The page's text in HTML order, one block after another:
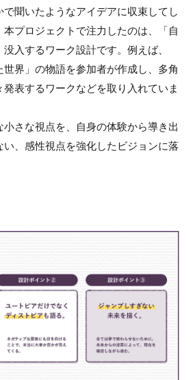
聞いたようなアイデアに収束してし
本プロジェクトで注力したのは、「自
入するワーク設計です。例えば、
世界」の物語を参加者が作成し、多角
表するワークなどを取り入れていま
小さな視点を、自身の体験から導き出
、感性視点を強化したビジョンに落